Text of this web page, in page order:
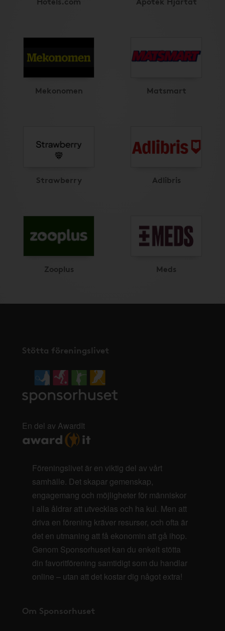
Mekonomen Matsmart
Strawberry Adlibris
Zooplus Meds
Stötta föreningslivet
En del av AwardIt
Föreningslivet är en viktig del av vårt
samhälle. Det skapar gemenskap,
engagemang och möjligheter för människor
i alla åldrar att utvecklas och ha kul. Men att
driva en förening kräver resurser, och ofta är
det en utmaning att få ekonomin att gå ihop.
Genom Sponsorhuset kan du enkelt stötta
din favoritförening samtidigt som du handlar
online – utan att det kostar dig något extra!
Om Sponsorhuset